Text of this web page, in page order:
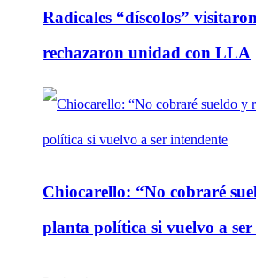
Radicales “díscolos”
rechazaron unidad con LLA
Chiocarello: “No cobraré
planta política si vuelvo a